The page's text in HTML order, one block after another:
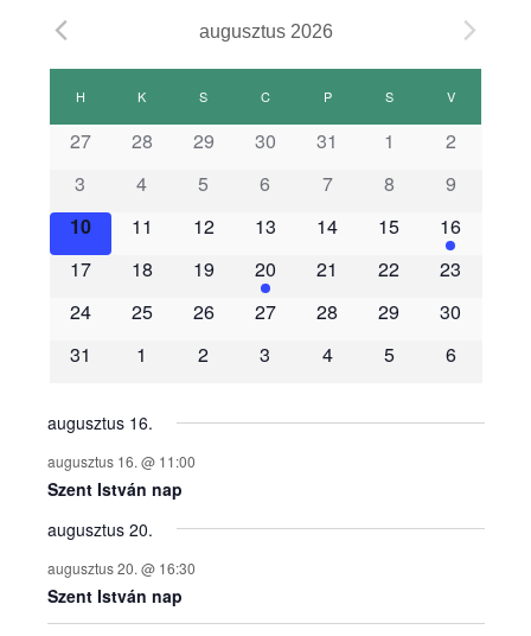
augusztus 2026
E
e
m
é
n
y
e
k
n
H K S CCSÜTÖRTÖK
PPÉNTEK SSZOMBAT
VVASÁRNAP
27 28 29 30 31 1
2
3
4 5 6 7 8
9
10
11 12 13 14 15
16
17
18 19 20 21 22
23
24
25 26 27 28 29
30
31
1 2 3 4 5 6
augusztus 16.
augusztus 16. @ 11:00
Szent István nap
augusztus 20.
augusztus 20. @ 16:30
Szent István nap